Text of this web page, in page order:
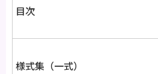
目次
様式集（一式）